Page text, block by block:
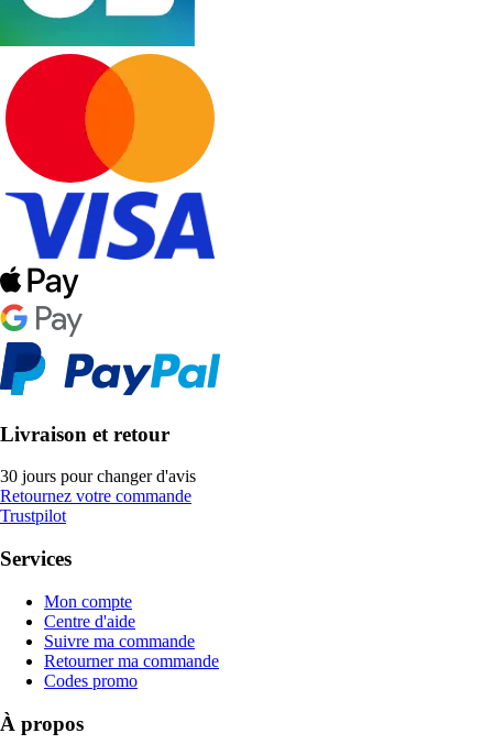
Livraison et retour
30 jours pour changer d'avis
Retournez votre commande
Trustpilot
Services
Mon compte
Centre d'aide
Suivre ma commande
Retourner ma commande
Codes promo
À propos